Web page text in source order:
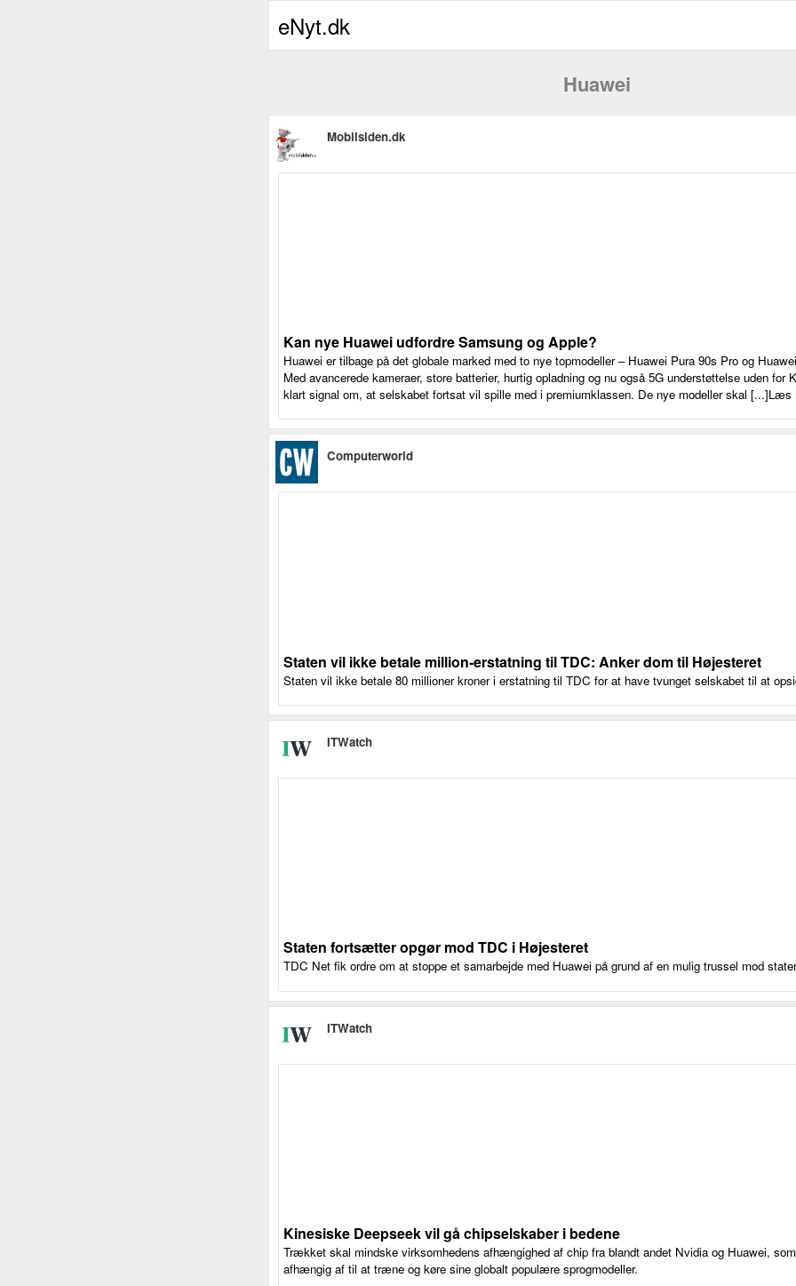
eNyt.dk
Huawei
Mobilsiden.dk
Kan nye Huawei udfordre Samsung og Apple?
Huawei er tilbage på det globale marked med to nye topmodeller – Huawei Pura 90s Pro og
Med avancerede kameraer, store batterier, hurtig opladning og nu også 5G understøttelse uden for
klart signal om, at selskabet fortsat vil spille med i premiumklassen. De nye modeller skal [...]Læs
Computerworld
Staten vil ikke betale million-erstatning til TDC: Anker dom til Højesteret
Staten vil ikke betale 80 millioner kroner i erstatning til TDC for at have tvunget selskabet til at
ITWatch
Staten fortsætter opgør mod TDC i Højesteret
TDC Net fik ordre om at stoppe et samarbejde med Huawei på grund af en mulig trussel mod
ITWatch
Kinesiske Deepseek vil gå chipselskaber i bedene
Trækket skal mindske virksomhedens afhængighed af chip fra blandt andet Nvidia og Huawei,
afhængig af til at træne og køre sine globalt populære sprogmodeller.